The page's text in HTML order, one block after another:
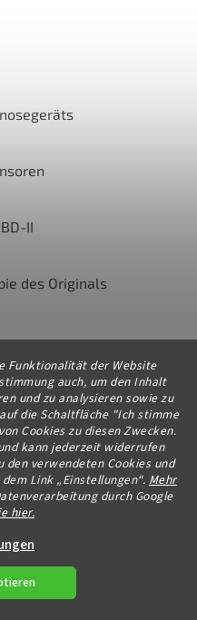
Funktionalität der Website
auch, um den Inhalt
und zu analysieren sowie zu
die Schaltfläche "Ich stimme
Cookies zu diesen Zwecken.
kann jederzeit widerrufen
verwendeten Cookies und
Link „Einstellungen“. Mehr
durch Google
hier.
II
des Originals
Premium
Rechte vorbehalten.
ändern